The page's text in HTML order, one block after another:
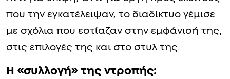
που την εγκατέλειψαν, το διαδίκτυο γέμισε
με σχόλια που εστίαζαν στην εμφάνισή της,
στις επιλογές της και στο στυλ της.
Η «συλλογή» της ντροπής: